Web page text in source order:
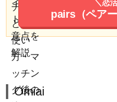
＼恋
pairs（ペアー
Omiai